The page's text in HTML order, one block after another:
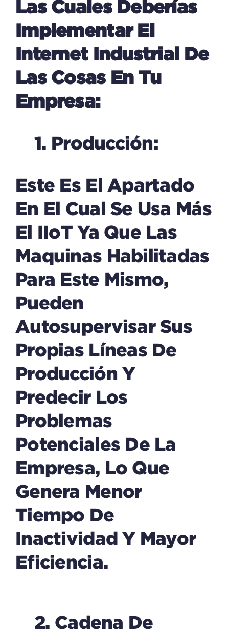
Las Cuales Deberías
Implementar El
Internet Industrial De
Las Cosas En Tu
Empresa:
1. Producción:
Este Es El Apartado
En El Cual Se Usa Más
El IIoT Ya Que Las
Maquinas Habilitadas
Para Este Mismo,
Pueden
Autosupervisar Sus
Propias Líneas De
Producción Y
Predecir Los
Problemas
Potenciales De La
Empresa, Lo Que
Genera Menor
Tiempo De
Inactividad Y Mayor
Eficiencia.
2. Cadena De